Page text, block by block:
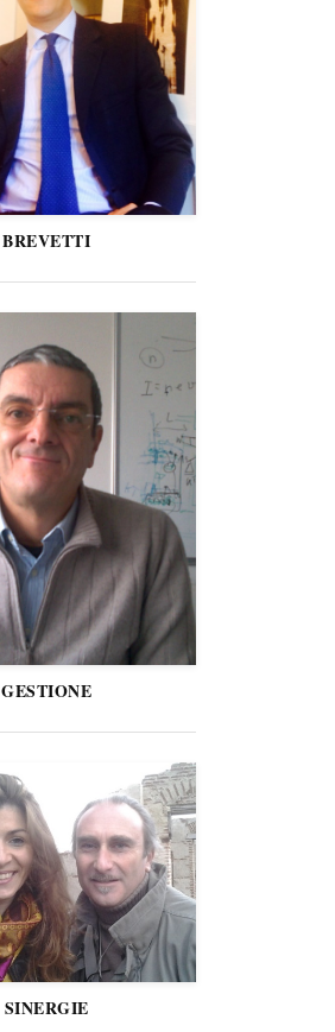
BREVETTI
GESTIONE
SINERGIE